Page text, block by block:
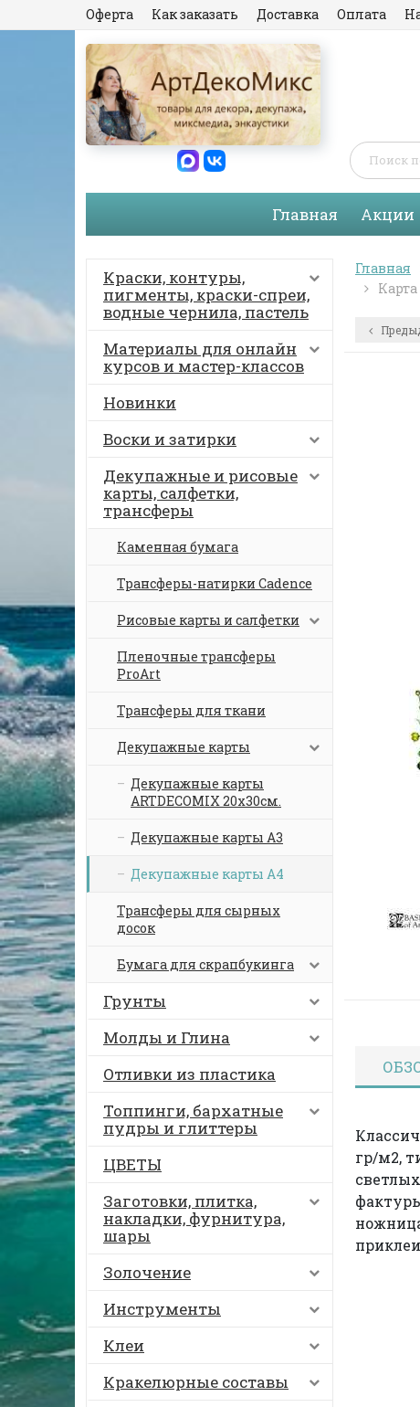
Оферта Как заказать Доставка Оплата
Главная Акции
Краски, контуры,
пигменты, краски-спреи,
водные чернила, пастель
Материалы для онлайн
курсов и мастер-классов
Новинки
Воски и затирки
Декупажные и рисовые
карты, салфетки,
трансферы
Каменная бумага
Трансферы-натирки Cadence
Рисовые карты и салфетки
Пленочные трансферы
ProArt
Трансферы для ткани
Декупажные карты
Декупажные карты
ARTDECOMIX 20х30см.
Декупажные карты А3
Декупажные карты А4
Трансферы для сырных
досок
Бумага для скрапбукинга
Грунты
Молды и Глина
Отливки из пластика
Топпинги, бархатные
пудры и глиттеры
ЦВЕТЫ
Заготовки, плитка,
накладки, фурнитура,
шары
Золочение
Инструменты
Клеи
Кракелюрные составы
Главная
гр/м2,